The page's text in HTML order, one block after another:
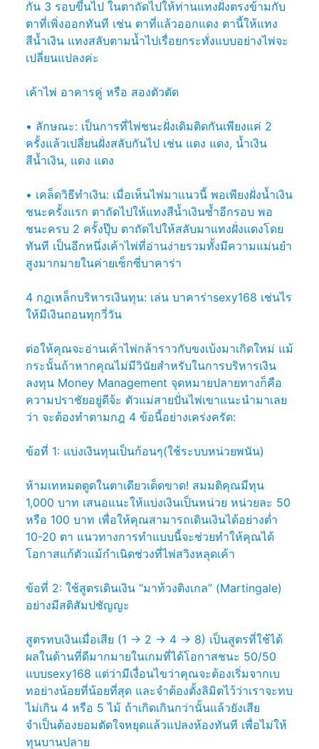
กัน 3 รอบขึ้นไป ในตาถัดไปให้ท่านแทงฝั่งตรงข้ามกับ
ตาที่เพิ่งออกทันที เช่น ตาที่แล้วออกแดง ตานี้ให้แทง
สีน้ำเงิน แทงสลับตามน้ำไปเรื่อยกระทั่งแบบอย่างไพ่จะ
เปลี่ยนแปลงค่ะ
เค้าไพ่ อาคารคู่ หรือ สองตัวตัด
• ลักษณะ: เป็นการที่ไพ่ชนะฝั่งเดิมติดกันเพียงแค่ 2
ครั้งแล้วเปลี่ยนฝั่งสลับกันไป เช่น แดง แดง, น้ำเงิน
สีน้ำเงิน, แดง แดง
• เคล็ดวิธีทำเงิน: เมื่อเห็นไพ่มาแนวนี้ พอเพียงฝั่งน้ำเงิน
ชนะครั้งแรก ตาถัดไปให้แทงสีน้ำเงินซ้ำอีกรอบ พอ
ชนะครบ 2 ครั้งปุ๊บ ตาถัดไปให้สลับมาแทงฝั่งแดงโดย
ทันที เป็นอีกหนึ่งเค้าไพ่ที่อ่านง่ายรวมทั้งมีความแม่นยำ
สูงมากมายในค่ายเซ็กซี่บาคาร่า
4 กฎเหล็กบริหารเงินทุน: เล่น บาคาร่าsexy168 เช่นไร
ให้มีเงินถอนทุกวี่วัน
ต่อให้คุณจะอ่านเค้าไพ่กล้าราวกับขงเบ้งมาเกิดใหม่ แม้
กระนั้นถ้าหากคุณไม่มีวินัยสำหรับในการบริหารเงิน
ลงทุน Money Management จุดหมายปลายทางก็คือ
ความปราชัยอยู่ดีจ้ะ ตัวแม่สายปั่นไพ่เขาแนะนำมาเลย
ว่า จะต้องทำตามกฎ 4 ข้อนี้อย่างเคร่งครัด:
ข้อที่ 1: แบ่งเงินทุนเป็นก้อนๆ(ใช้ระบบหน่วยพนัน)
ห้ามเทหมดตูดในตาเดียวเด็ดขาด! สมมติคุณมีทุน
1,000 บาท เสนอแนะให้แบ่งเงินเป็นหน่วย หน่วยละ 50
หรือ 100 บาท เพื่อให้คุณสามารถเดินเงินได้อย่างต่ำ
10-20 ตา แนวทางการทำแบบนี้จะช่วยทำให้คุณได้
โอกาสแก้ตัวแม้กำเนิดช่วงที่ไพ่สวิงหลุดเค้า
ข้อที่ 2: ใช้สูตรเดินเงิน “มาท้วงติงเกล” (Martingale)
อย่างมีสติสัมปชัญญะ
สูตรทบเงินเมื่อเสีย (1 -> 2 -> 4 -> 8) เป็นสูตรที่ใช้ได้
ผลในด้านที่ดีมากมายในเกมที่ได้โอกาสชนะ 50/50
แบบsexy168 แต่ว่ามีเงื่อนไขว่าคุณจะต้องเริ่มจากเบ
ทอย่างน้อยที่น้อยที่สุด และจำต้องตั้งลิมิตไว้ว่าเราจะทบ
ไม่เกิน 4 หรือ 5 ไม้ ถ้าเกิดเกินกว่านั้นแล้วยังเสีย
จำเป็นต้องยอมตัดใจหยุดแล้วแปลงห้องทันที เพื่อไม่ให้
ทุนบานปลาย